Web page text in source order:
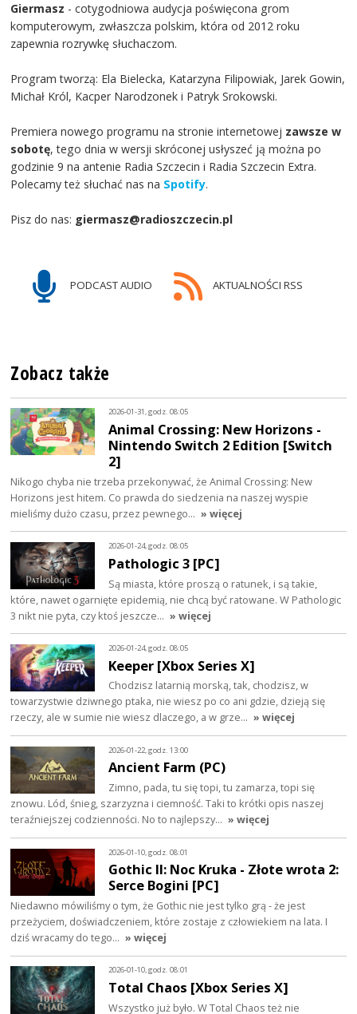
Giermasz - cotygodniowa audycja poświęcona grom
komputerowym, zwłaszcza polskim, która od 2012 roku
zapewnia rozrywkę słuchaczom.
Program tworzą: Ela Bielecka, Katarzyna Filipowiak, Jarek Gowin,
Michał Król, Kacper Narodzonek i Patryk Srokowski.
Premiera nowego programu na stronie internetowej zawsze w
sobotę, tego dnia w wersji skróconej usłyszeć ją można po
godzinie 9 na antenie Radia Szczecin i Radia Szczecin Extra.
Polecamy też słuchać nas na Spotify.
Pisz do nas: giermasz@radioszczecin.pl
PODCAST AUDIO AKTUALNOŚCI RSS
Zobacz także
2026-01-31, godz. 08:05
Animal Crossing: New Horizons -
Nintendo Switch 2 Edition [Switch
2]
Nikogo chyba nie trzeba przekonywać, że Animal Crossing: New
Horizons jest hitem. Co prawda do siedzenia na naszej wyspie
mieliśmy dużo czasu, przez pewnego… » więcej
2026-01-24, godz. 08:05
Pathologic 3 [PC]
Są miasta, które proszą o ratunek, i są takie,
które, nawet ogarnięte epidemią, nie chcą być ratowane. W Pathologic
3 nikt nie pyta, czy ktoś jeszcze… » więcej
2026-01-24, godz. 08:05
Keeper [Xbox Series X]
Chodzisz latarnią morską, tak, chodzisz, w
towarzystwie dziwnego ptaka, nie wiesz po co ani gdzie, dzieją się
rzeczy, ale w sumie nie wiesz dlaczego, a w grze… » więcej
2026-01-22, godz. 13:00
Ancient Farm (PC)
Zimno, pada, tu się topi, tu zamarza, topi się
znowu. Lód, śnieg, szarzyzna i ciemność. Taki to krótki opis naszej
teraźniejszej codzienności. No to najlepszy… » więcej
2026-01-10, godz. 08:01
Gothic II: Noc Kruka - Złote wrota 2:
Serce Bogini [PC]
Niedawno mówiliśmy o tym, że Gothic nie jest tylko grą - że jest
przeżyciem, doświadczeniem, które zostaje z człowiekiem na lata. I
dziś wracamy do tego… » więcej
2026-01-10, godz. 08:01
Total Chaos [Xbox Series X]
Wszystko już było. W Total Chaos też nie